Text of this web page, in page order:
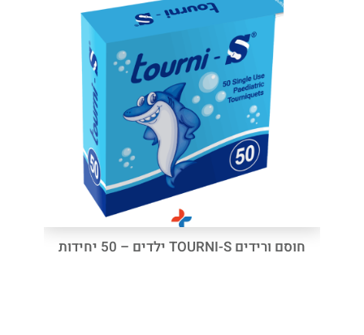
חוסם ורידים TOURNI-S ילדים – 50 יחידות